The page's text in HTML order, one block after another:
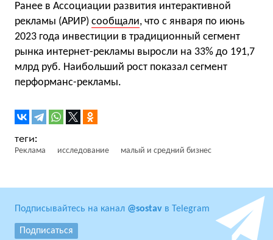
Ранее в Ассоциации развития интерактивной
рекламы (АРИР) сообщали, что с января по июнь
2023 года инвестиции в традиционный сегмент
рынка интернет-рекламы выросли на 33% до 191,7
млрд руб. Наибольший рост показал сегмент
перформанс-рекламы.
Реклама исследование малый и средний бизнес
Подписывайтесь на канал @sostav в Telegram
Подписаться